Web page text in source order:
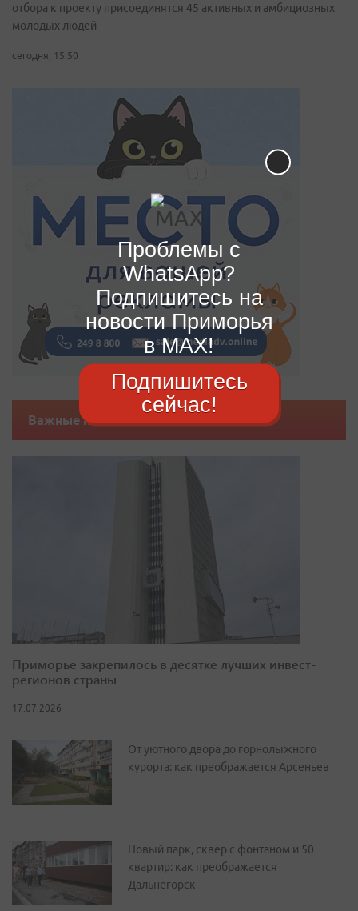
отбора к проекту присоединятся 45 активных и амбициозных
молодых людей
сегодня, 15:50
Важные новости
Приморье закрепилось в десятке лучших инвест-
регионов страны
17.07.2026
От уютного двора до горнолыжного
курорта: как преображается Арсеньев
Новый парк, сквер с фонтаном и 50
квартир: как преображается
Дальнегорск
Проблемы с
WhatsApp?
Подпишитесь на
новости Приморья
в MAX!
Подпишитесь
сейчас!